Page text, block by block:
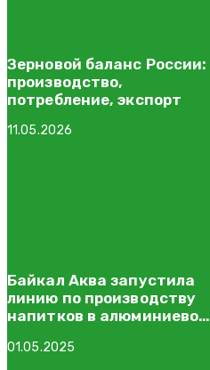
Зерновой баланс России:
производство,
потребление, экспорт
11.05.2026
Байкал Аква запустила
линию по производству
напитков в алюминиевой
01.05.2025